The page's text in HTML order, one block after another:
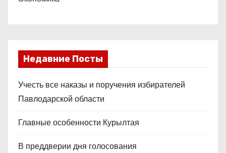
Недавние Посты
Учесть все наказы и поручения избирателей
Павлодарской области
Главные особенности Курылтая
В преддверии дня голосования